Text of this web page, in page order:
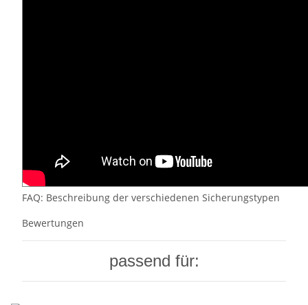
FAQ: Beschreibung der verschiedenen Sicherungstypen
Bewertungen
passend für: